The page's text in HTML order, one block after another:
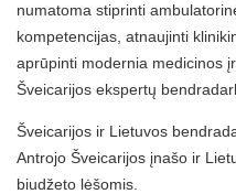
numatoma stiprinti
kompetencijas, atnaujinti
aprūpinti modernia medicinos
Šveicarijos ekspertų
Šveicarijos ir Lietuvos
Antrojo Šveicarijos įnašo ir
biudžeto lėšomis.